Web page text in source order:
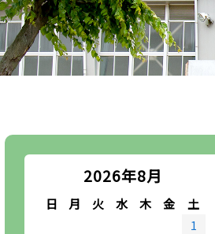
2026年8月
日 月 火 水 木 金
土
1